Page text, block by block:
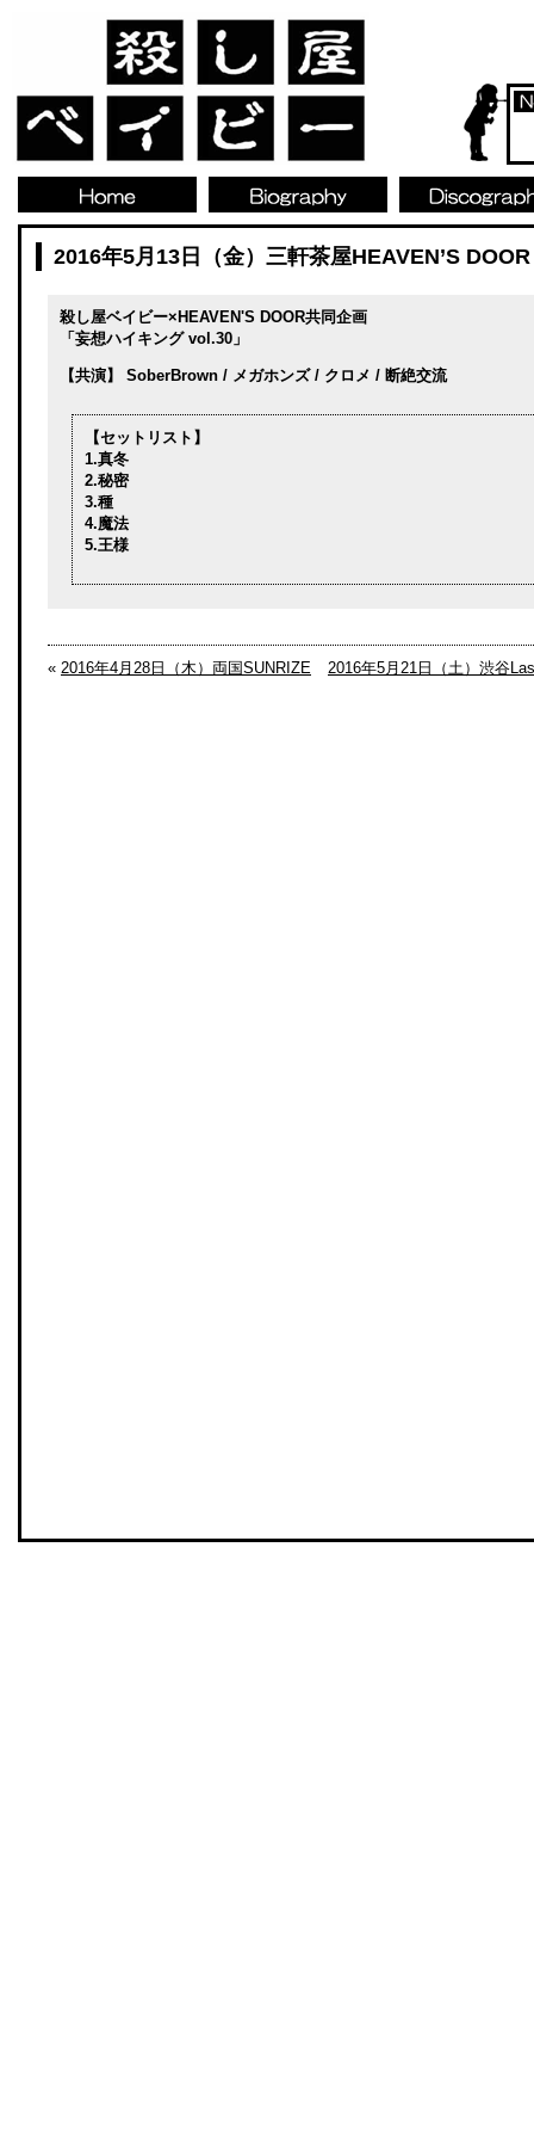
2016年5月13日（金）三軒茶屋HEAVEN’S DOOR
殺し屋ベイビー×HEAVEN'S DOOR共同企画
「妄想ハイキング vol.30」
【共演】 SoberBrown / メガホンズ / クロメ / 断絶交流
【セットリスト】
1.真冬
2.秘密
3.種
4.魔法
5.王様
« 2016年4月28日（木）両国SUNRIZE 2016年5月21日（土）渋谷